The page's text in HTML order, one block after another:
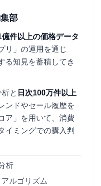
部
億件以上の価格データ
リ」の運用を通じ
る知見を蓄積してき
と 日次100万件以上
ンドやセール履歴を
ア」を用いて、消費
イミングでの購入判
析
ルゴリズム